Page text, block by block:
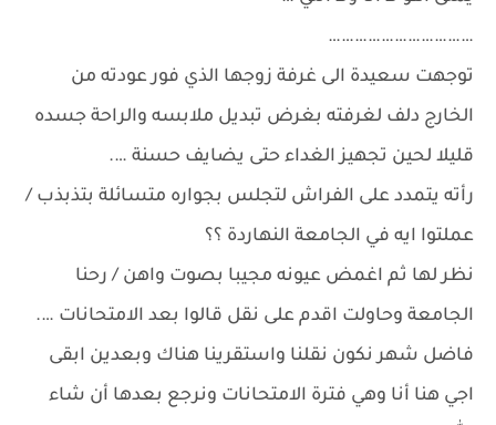
……………………………
توجهت سعيدة الى غرفة زوجها الذي فور عودته من
الخارج دلف لغرفته بغرض تبديل ملابسه والراحة جسده
قليلا لحين تجهيز الغداء حتى يضايف حسنة ….
رأته يتمدد على الفراش لتجلس بجواره متسائلة بتذبذب /
عملتوا ايه في الجامعة النهاردة ؟؟
نظر لها ثم اغمض عيونه مجيبا بصوت واهن / رحنا
الجامعة وحاولت اقدم على نقل قالوا بعد الامتحانات ….
فاضل شهر نكون نقلنا واستقرينا هناك وبعدين ابقى
اجي هنا أنا وهي فترة الامتحانات ونرجع بعدها أن شاء